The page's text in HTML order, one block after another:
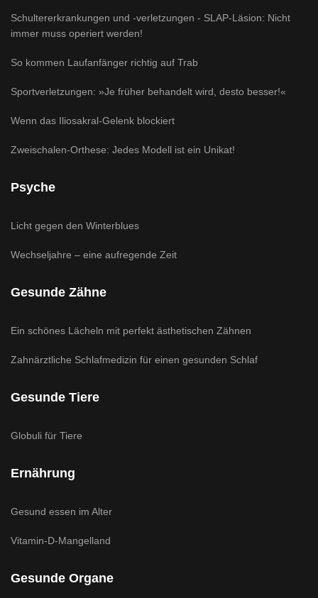
Schultererkrankungen und -verletzungen - SLAP-Läsion: Nicht
immer muss operiert werden!
So kommen Laufanfänger richtig auf Trab
Sportverletzungen: »Je früher behandelt wird, desto besser!«
Wenn das Iliosakral-Gelenk blockiert
Zweischalen-Orthese: Jedes Modell ist ein Unikat!
Psyche
Licht gegen den Winterblues
Wechseljahre – eine aufregende Zeit
Gesunde Zähne
Ein schönes Lächeln mit perfekt ästhetischen Zähnen
Zahnärztliche Schlafmedizin für einen gesunden Schlaf
Gesunde Tiere
Globuli für Tiere
Ernährung
Gesund essen im Alter
Vitamin-D-Mangelland
Gesunde Organe